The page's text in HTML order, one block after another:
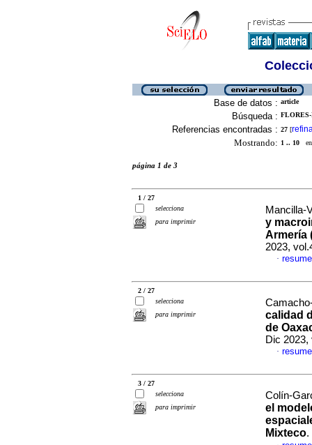
Base de datos : article
Búsqueda :
Referencias encontradas : 27 [
Mostrando: 1 .. 10 en
página 1 de 3
1 / 27
selecciona
para imprimir
Mancilla-
y
Armería
2023,
·
2 / 27
selecciona
para imprimir
calidad
de
Dic 2023,
·
3 / 27
selecciona
para imprimir
Colín-
el
Mixteco.